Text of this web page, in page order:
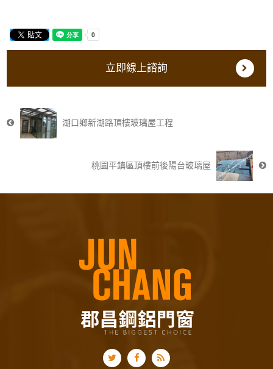
立即線上諮詢
湖口鄉新湖路頂樓玻璃屋工程
桃園平鎮區頂樓前後陽台玻璃屋